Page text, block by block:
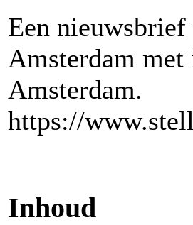
Een
Amsterdam
Amsterdam.
https://
Inhoud